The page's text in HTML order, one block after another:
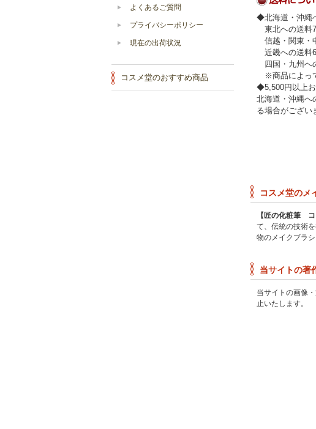
◆北海道・沖縄
東北への送料
信越・関東・
近畿への送料
四国・九州へ
※商品によっ
◆5,500円以上お
北海道・沖縄へ
る場合がござい
コスメ堂のメ
【匠の化粧筆
て、伝統の技術
物のメイクブラ
当サイトの著
当サイトの画像
止いたします。
よくあるご質問
プライバシーポリシー
現在の出荷状況
コスメ堂のおすすめ商品